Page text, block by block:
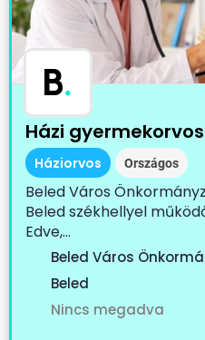
B.
Házi
Háziorvos Országos
Beled Város
Beled székhellyel
Edve,...
Beled Város
Beled
Nincs megadva